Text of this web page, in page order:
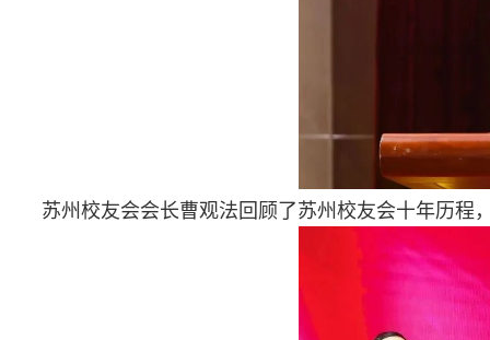
苏州校友会会长曹观法回顾了苏州校友会十年历程